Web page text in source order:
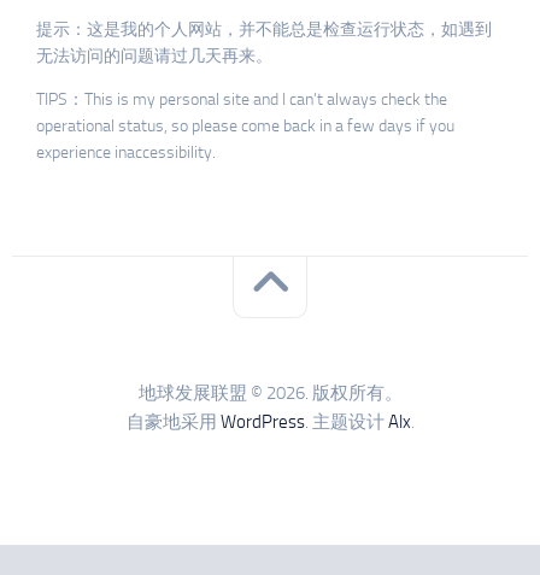
提示：这是我的个人网站，并不能总是检查运行状态，如遇到
无法访问的问题请过几天再来。
TIPS：This is my personal site and I can’t always check the
operational status, so please come back in a few days if you
experience inaccessibility.
地球发展联盟 © 2026. 版权所有。
自豪地采用 WordPress. 主题设计Alx.